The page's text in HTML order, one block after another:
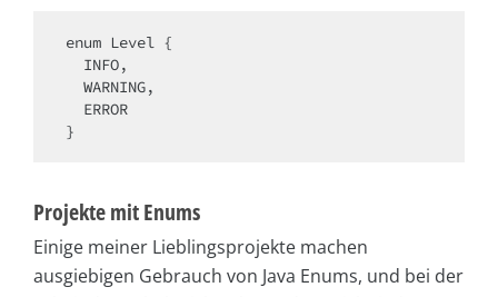
enum Level {
}
Projekte mit Enums
Einige meiner Lieblingsprojekte machen
ausgiebigen Gebrauch von Java Enums, und bei der